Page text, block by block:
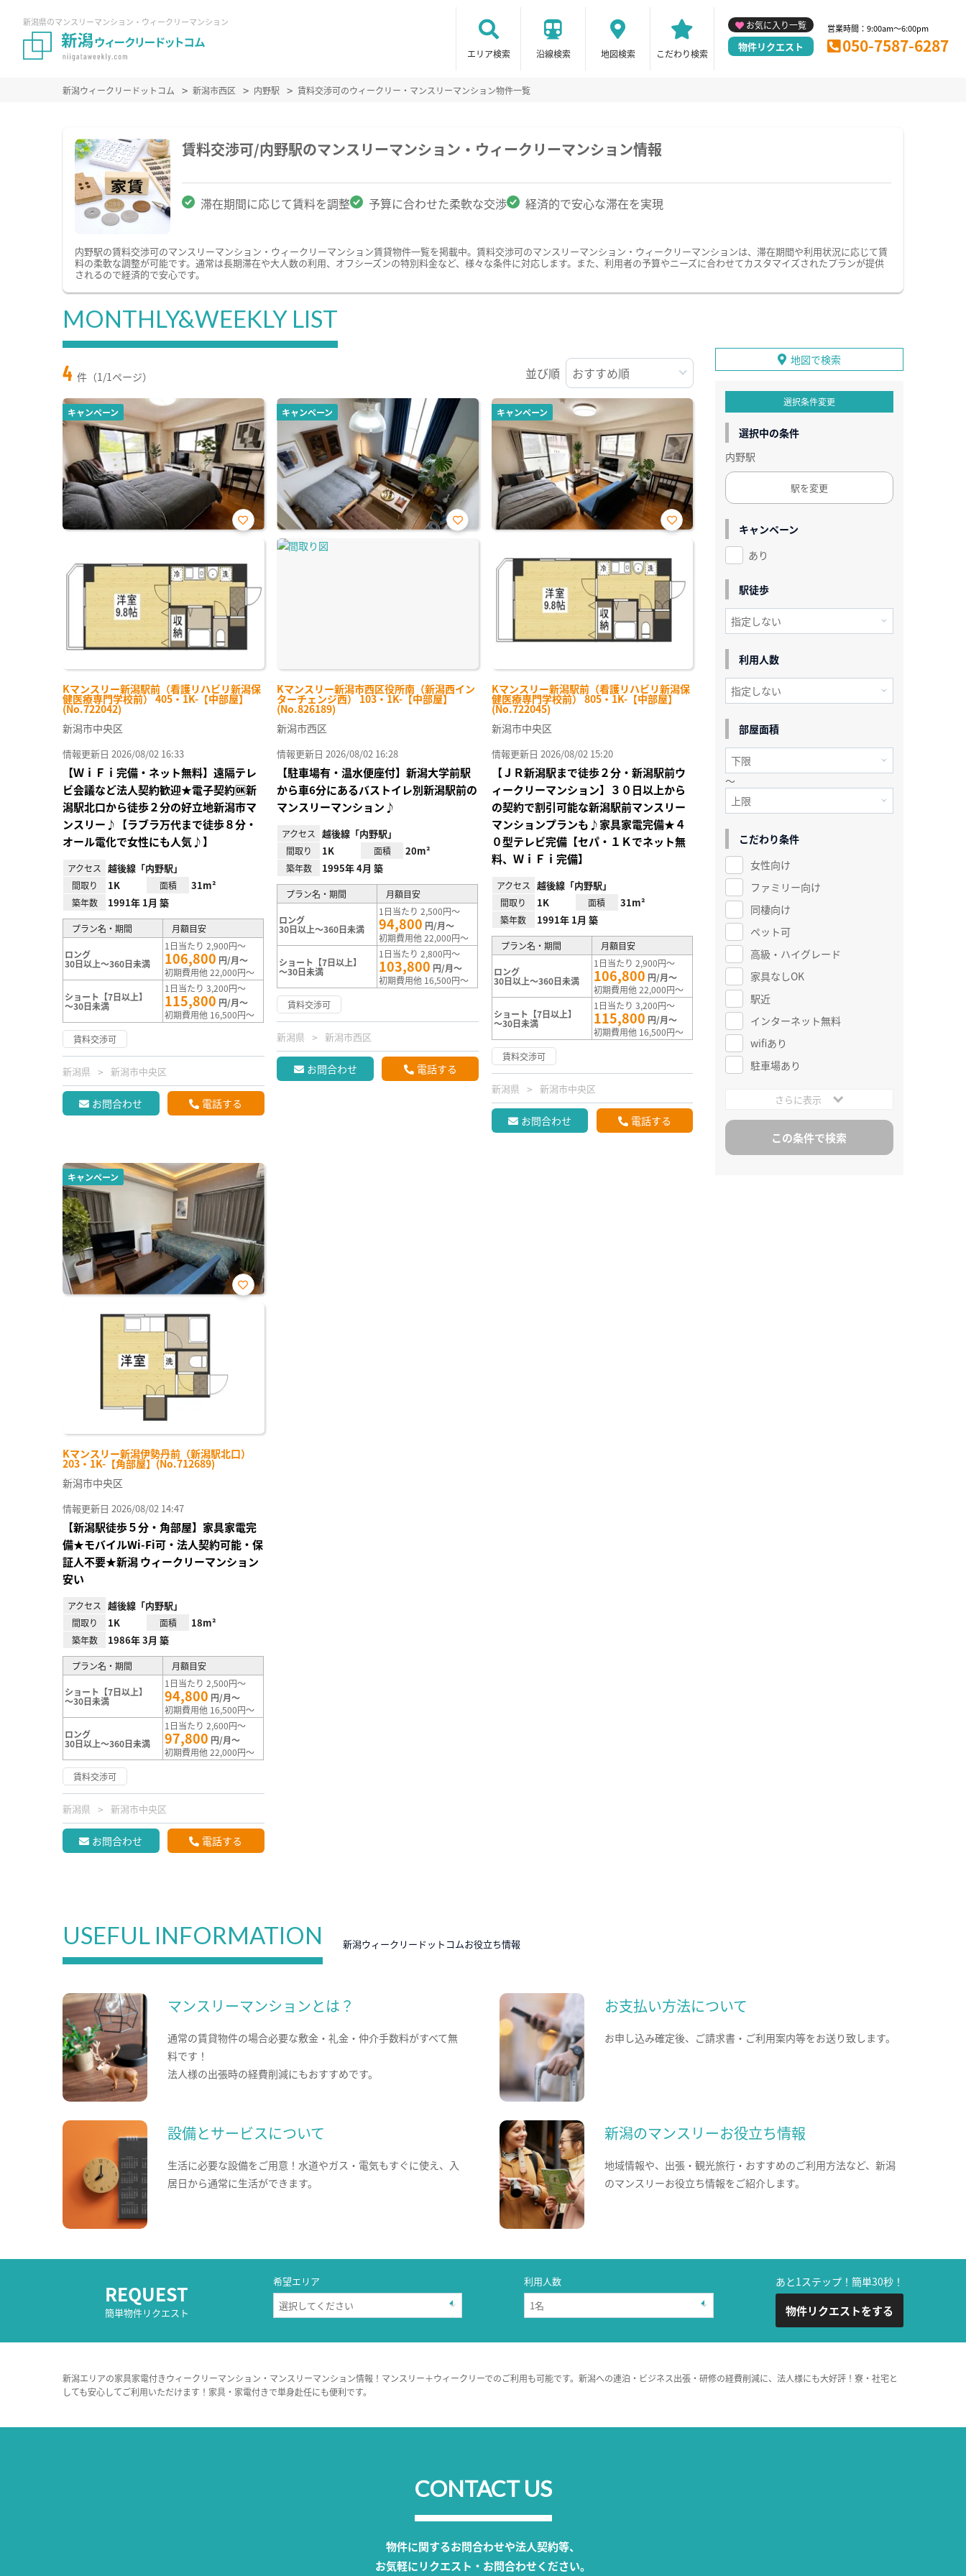
新潟県のマンスリーマンション・ウィークリーマンション
エリア検索 沿線検索 地図検索 こだわり検索
お気に入り一覧
物件リクエスト
営業時間：9:00am～6:00pm
050-7587-6287
新潟ウィークリードットコム 新潟市西区 内野駅 賃料交渉可のウィークリー・マンスリーマンション物件一覧
賃料交渉可/内野駅のマンスリーマンション・ウィークリーマンション情報
滞在期間に応じて賃料を調整 予算に合わせた柔軟な交渉 経済的で安心な滞在を実現
内野駅の賃料交渉可のマンスリーマンション・ウィークリーマンション賃貸物件一覧を掲載中。賃料交渉可のマンスリーマンション・ウィークリーマンションは、滞在期間や利用状況に応じて賃
料の柔軟な調整が可能です。通常は長期滞在や大人数の利用、オフシーズンの特別料金など、様々な条件に対応します。また、利用者の予算やニーズに合わせてカスタマイズされたプランが提供
されるので経済的で安心です。
MONTHLY&WEEKLY LIST
4 件（1/1ページ） 並び順
キャンペーン
Kマンスリー新潟駅前（看護リハビリ新潟保
健医療専門学校前） 405・1K-【中部屋】
(No.722042)
お気
録
新潟市中央区
情報更新日 2026/08/02 16:33
【ＷｉＦｉ完備・ネット無料】遠隔テレ
ビ会議など法人契約歓迎★電子契約🆗新
潟駅北口から徒歩２分の好立地新潟市マ
ンスリー♪【ラブラ万代まで徒歩８分・
オール電化で女性にも人気♪】
アクセス 越後線「内野駅」
間取り 1K 面積 31m²
築年数 1991年 1月 築
プラン名・期間 月額目安
ロング
30日以上～360日未満
1日当たり 2,900円～
106,800 円/月～
初期費用他 22,000円～
ショート【7日以上】
～30日未満
1日当たり 3,200円～
115,800 円/月～
初期費用他 16,500円～
賃料交渉可
新潟県 新潟市中央区
お問合わせ 電話する
キャンペーン
Kマンスリー新潟市西区役所南（新潟西イン
ターチェンジ西） 103・1K-【中部屋】
(No.826189)
お気
新潟市西区
情報更新日 2026/08/02 16:28
【駐車場有・温水便座付】新潟大学前駅
から車6分にあるバストイレ別新潟駅前の
マンスリーマンション♪
アクセス 越後線「内野駅」
間取り 1K 面積 20m²
築年数 1995年 4月 築
プラン名・期間 月額目安
ロング
30日以上～360日未満
1日当たり 2,500円～
94,800 円/月～
初期費用他 22,000円～
ショート【7日以上】
～30日未満
1日当たり 2,800円～
103,800 円/月～
初期費用他 16,500円～
賃料交渉可
新潟県 新潟市西区
お問合わせ 電話する
キャンペーン
Kマンスリー新潟駅前（看護リハビリ新潟保
健医療専門学校前） 805・1K-【中部屋】
(No.722045)
お気
り登
新潟市中央区
情報更新日 2026/08/02 15:20
【ＪＲ新潟駅まで徒歩２分・新潟駅前ウ
ィークリーマンション】３０日以上から
の契約で割引可能な新潟駅前マンスリー
マンションプランも♪家具家電完備★４
０型テレビ完備【セパ・１Ｋでネット無
料、ＷｉＦｉ完備】
アクセス 越後線「内野駅」
間取り 1K 面積 31m²
築年数 1991年 1月 築
プラン名・期間 月額目安
ロング
30日以上～360日未満
1日当たり 2,900円～
106,800 円/月～
初期費用他 22,000円～
ショート【7日以上】
～30日未満
1日当たり 3,200円～
115,800 円/月～
初期費用他 16,500円～
賃料交渉可
新潟県 新潟市中央区
お問合わせ 電話する
キャンペーン
Kマンスリー新潟伊勢丹前（新潟駅北口）
203・1K-【角部屋】(No.712689)
お気
新潟市中央区
情報更新日 2026/08/02 14:47
【新潟駅徒歩５分・角部屋】家具家電完
備★モバイルWi-Fi可・法人契約可能・保
証人不要★新潟 ウィークリーマンション
安い
アクセス 越後線「内野駅」
間取り 1K 面積 18m²
築年数 1986年 3月 築
プラン名・期間 月額目安
ショート【7日以上】
～30日未満
1日当たり 2,500円～
94,800 円/月～
初期費用他 16,500円～
ロング
30日以上～360日未満
1日当たり 2,600円～
97,800 円/月～
初期費用他 22,000円～
賃料交渉可
新潟県 新潟市中央区
お問合わせ 電話する
地図で検索
選択条件変更
選択中の条件
内野駅
駅を変更
キャンペーン
あり
駅徒歩
利用人数
部屋面積
～
こだわり条件
女性向け
ファミリー向け
同棲向け
ペット可
高級・ハイグレード
家具なしOK
駅近
インターネット無料
wifiあり
駐車場あり
さらに表示
USEFUL INFORMATION 新潟ウィークリードットコムお役立ち情報
マンスリーマンションとは？
通常の賃貸物件の場合必要な敷金・礼金・仲介手数料がすべて無
料です！
法人様の出張時の経費削減にもおすすめです。
お支払い方法について
お申し込み確定後、ご請求書・ご利用案内等をお送り致します。
設備とサービスについて
生活に必要な設備をご用意！水道やガス・電気もすぐに使え、入
居日から通常に生活ができます。
新潟のマンスリーお役立ち情報
地域情報や、出張・観光旅行・おすすめのご利用方法など、新潟
のマンスリーお役立ち情報をご紹介します。
REQUEST
簡単物件リクエスト
希望エリア 利用人数 あと1ステップ！簡単30秒！
物件リクエストをする
新潟エリアの家具家電付きウィークリーマンション・マンスリーマンション情報！マンスリー＋ウィークリーでのご利用も可能です。新潟への連泊・ビジネス出張・研修の経費削減に、法人様にも大好評！寮・社宅と
しても安心してご利用いただけます！家具・家電付きで単身赴任にも便利です。
CONTACT US
物件に関するお問合わせや法人契約等、
お気軽にリクエスト・お問合わせください。